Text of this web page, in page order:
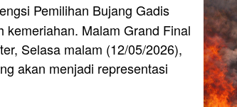
Pemilihan Bujang Gadis
kemeriahan. Malam Grand Final
Selasa malam (12/05/2026),
akan menjadi representasi